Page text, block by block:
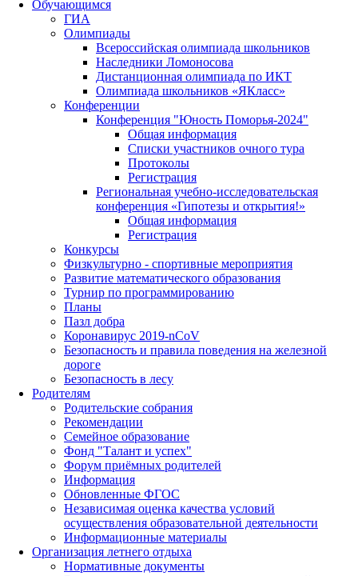
Обучающимся
ГИА
Олимпиады
Всероссийская олимпиада школьников
Наследники Ломоносова
Дистанционная олимпиада по ИКТ
Олимпиада школьников «ЯКласс»
Конференции
Конференция "Юность Поморья-2024"
Общая информация
Списки участников очного тура
Протоколы
Регистрация
Региональная учебно-исследовательская
конференция «Гипотезы и открытия!»
Общая информация
Регистрация
Конкурсы
Физкультурно - спортивные мероприятия
Развитие математического образования
Турнир по программированию
Планы
Пазл добра
Коронавирус 2019-nCoV
Безопасность и правила поведения на железной
дороге
Безопасность в лесу
Родителям
Родительские собрания
Рекомендации
Семейное образование
Фонд "Талант и успех"
Форум приёмных родителей
Информация
Обновленные ФГОС
Независимая оценка качества условий
осуществления образовательной деятельности
Информационные материалы
Организация летнего отдыха
Нормативные документы